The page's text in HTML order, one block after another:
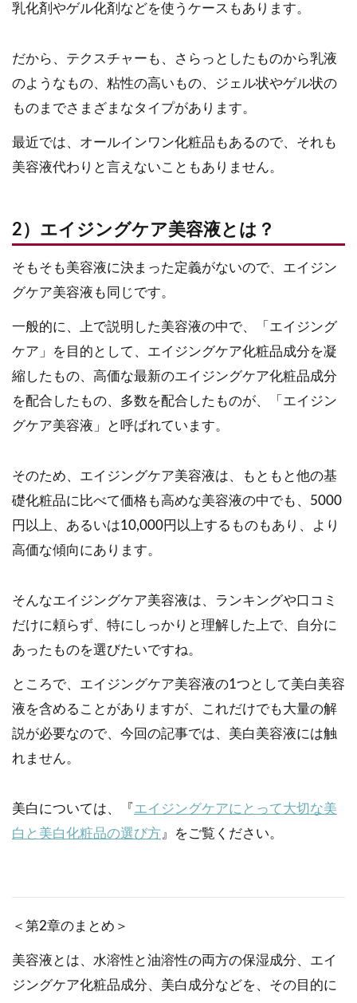
乳化剤やゲル化剤などを使うケースもあります。
だから、テクスチャーも、さらっとしたものから乳液
のようなもの、粘性の高いもの、ジェル状やゲル状の
ものまでさまざまなタイプがあります。
最近では、オールインワン化粧品もあるので、それも
美容液代わりと言えないこともありません。
2）エイジングケア美容液とは？
そもそも美容液に決まった定義がないので、エイジン
グケア美容液も同じです。
一般的に、上で説明した美容液の中で、「エイジング
ケア」を目的として、エイジングケア化粧品成分を凝
縮したもの、高価な最新のエイジングケア化粧品成分
を配合したもの、多数を配合したものが、「エイジン
グケア美容液」と呼ばれています。
そのため、エイジングケア美容液は、もともと他の基
礎化粧品に比べて価格も高めな美容液の中でも、5000
円以上、あるいは10,000円以上するものもあり、より
高価な傾向にあります。
そんなエイジングケア美容液は、ランキングや口コミ
だけに頼らず、特にしっかりと理解した上で、自分に
あったものを選びたいですね。
ところで、エイジングケア美容液の1つとして美白美容
液を含めることがありますが、これだけでも大量の解
説が必要なので、今回の記事では、美白美容液には触
れません。
美白については、『エイジングケアにとって大切な美
白と美白化粧品の選び方 』をご覧ください。
＜第2章のまとめ＞
美容液とは、水溶性と油溶性の両方の保湿成分、エイ
ジングケア化粧品成分、美白成分などを、その目的に